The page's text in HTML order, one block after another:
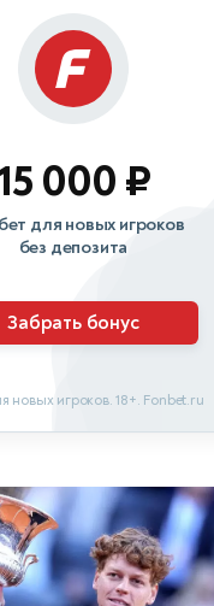
000 ₽
для новых игроков
без депозита
Забрать бонус
новых игроков. 18+. Fonbet.ru